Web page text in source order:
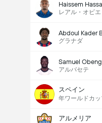
Haissem
レアル・オビエ
Abdoul Kader
グラナダ
Samuel Obeng
アルバセテ
スペイン
年ワールドカ
アルメリア